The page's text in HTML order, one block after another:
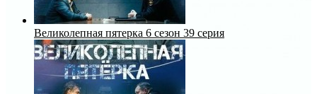
Великолепная пятерка 6 сезон 39 серия